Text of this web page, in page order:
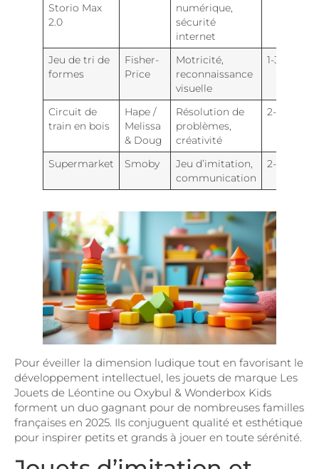
Storio Max
2.0
numérique,
sécurité
internet
Jeu de tri de
formes
Fisher-
Price
Motricité,
reconnaissance
visuelle
1-3 ans
Circuit de
train en bois
Hape /
Melissa
& Doug
Résolution de
problèmes,
créativité
2-4 ans
Supermarket Smoby
Jeu d’imitation,
communication
2-5 ans
Pour éveiller la dimension ludique tout en favorisant le
développement intellectuel, les jouets de marque Les
Jouets de Léontine ou Oxybul & Wonderbox Kids
forment un duo gagnant pour de nombreuses familles
françaises en 2025. Ils conjuguent qualité et esthétique
pour inspirer petits et grands à jouer en toute sérénité.